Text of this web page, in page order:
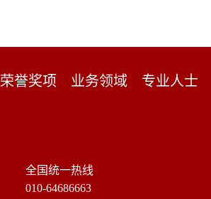
荣誉奖项 业务领域 专业人士
全国统一热线
010-64686663